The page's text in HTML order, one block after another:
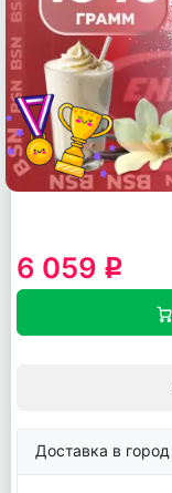
6 059 q
Доставка в город